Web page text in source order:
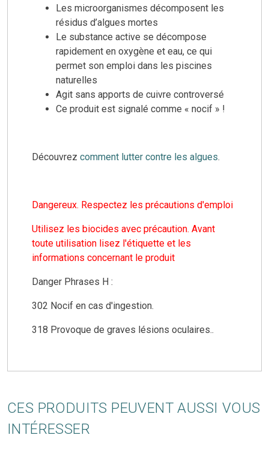
Les microorganismes décomposent les
résidus d’algues mortes
Le substance active se décompose
rapidement en oxygène et eau, ce qui
permet son emploi dans les piscines
naturelles
Agit sans apports de cuivre controversé
Ce produit est signalé comme « nocif » !
Découvrez comment lutter contre les algues.
Dangereux. Respectez les précautions d'emploi
Utilisez les biocides avec précaution. Avant
toute utilisation lisez l'étiquette et les
informations concernant le produit
Danger Phrases H :
302 Nocif en cas d'ingestion.
318 Provoque de graves lésions oculaires..
CES PRODUITS PEUVENT AUSSI VOUS
INTÉRESSER